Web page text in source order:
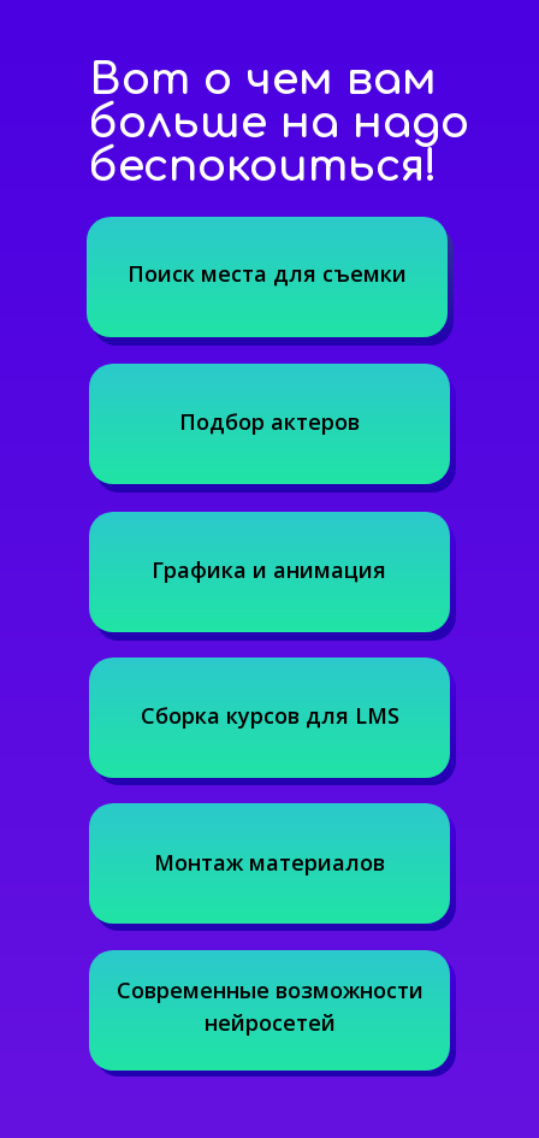
Вот о чем вам
больше на надо
беспокоиться!
Поиск места для съемки
Подбор актеров
Сборка курсов для LMS
Современные возможности
нейросетей
Графика и анимация
Монтаж материалов